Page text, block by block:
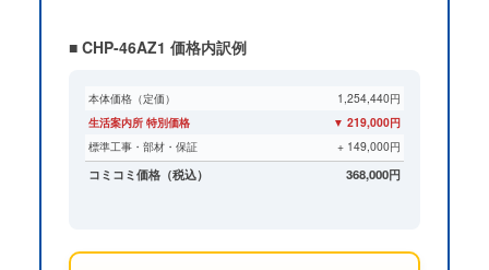
■ CHP-46AZ1 価格内訳例
本体価格（定価）
1,254,440円
生活案内所 特別価格
▼ 219,000円
標準工事・部材・保証
+ 149,000円
コミコミ価格（税込） 368,000円